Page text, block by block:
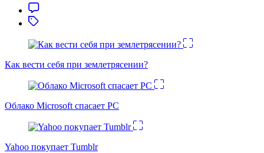
Как вести себя при землетрясении?
Облако Microsoft спасает PC
Yahoo покупает Tumblr